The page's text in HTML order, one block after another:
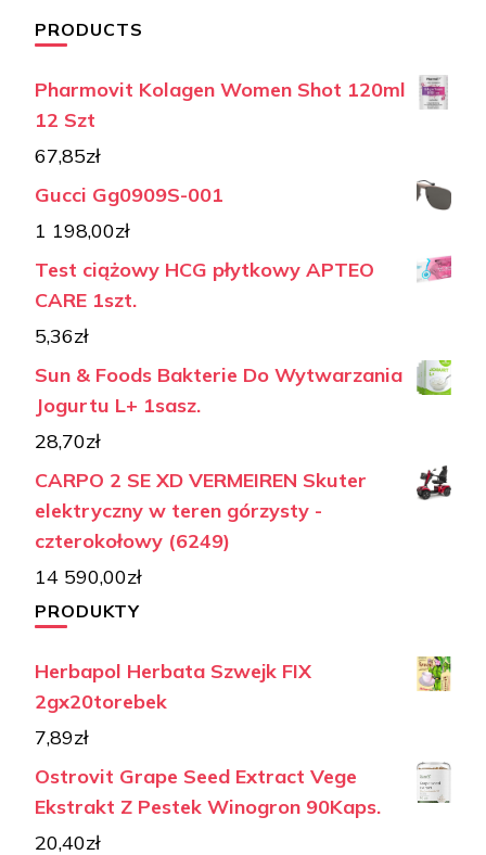
PRODUCTS
Pharmovit Kolagen Women Shot 120ml
12 Szt
67,85zł
Gucci Gg0909S-001
1 198,00zł
Test ciążowy HCG płytkowy APTEO
CARE 1szt.
5,36zł
Sun & Foods Bakterie Do Wytwarzania
Jogurtu L+ 1sasz.
28,70zł
CARPO 2 SE XD VERMEIREN Skuter
elektryczny w teren górzysty -
czterokołowy (6249)
14 590,00zł
PRODUKTY
Herbapol Herbata Szwejk FIX
2gx20torebek
7,89zł
Ostrovit Grape Seed Extract Vege
Ekstrakt Z Pestek Winogron 90Kaps.
20,40zł